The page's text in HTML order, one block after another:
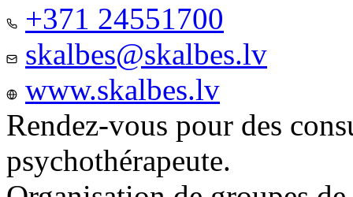
+371 24551700
skalbes@skalbes.lv
www.skalbes.lv
Rendez-vous pour des
psychothérapeute.